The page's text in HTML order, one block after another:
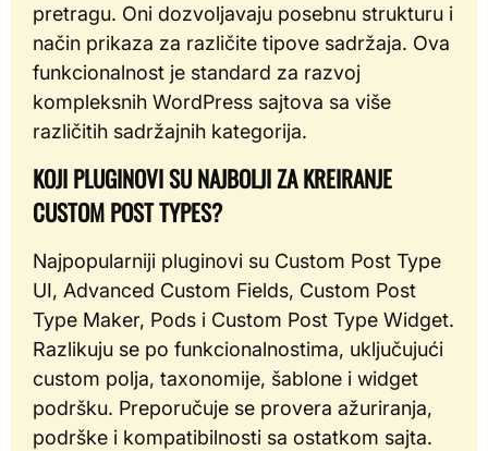
pretragu. Oni dozvoljavaju posebnu strukturu i
način prikaza za različite tipove sadržaja. Ova
funkcionalnost je standard za razvoj
kompleksnih WordPress sajtova sa više
različitih sadržajnih kategorija.
KOJI PLUGINOVI SU NAJBOLJI ZA KREIRANJE
CUSTOM POST TYPES?
Najpopularniji pluginovi su Custom Post Type
UI, Advanced Custom Fields, Custom Post
Type Maker, Pods i Custom Post Type Widget.
Razlikuju se po funkcionalnostima, uključujući
custom polja, taxonomije, šablone i widget
podršku. Preporučuje se provera ažuriranja,
podrške i kompatibilnosti sa ostatkom sajta.